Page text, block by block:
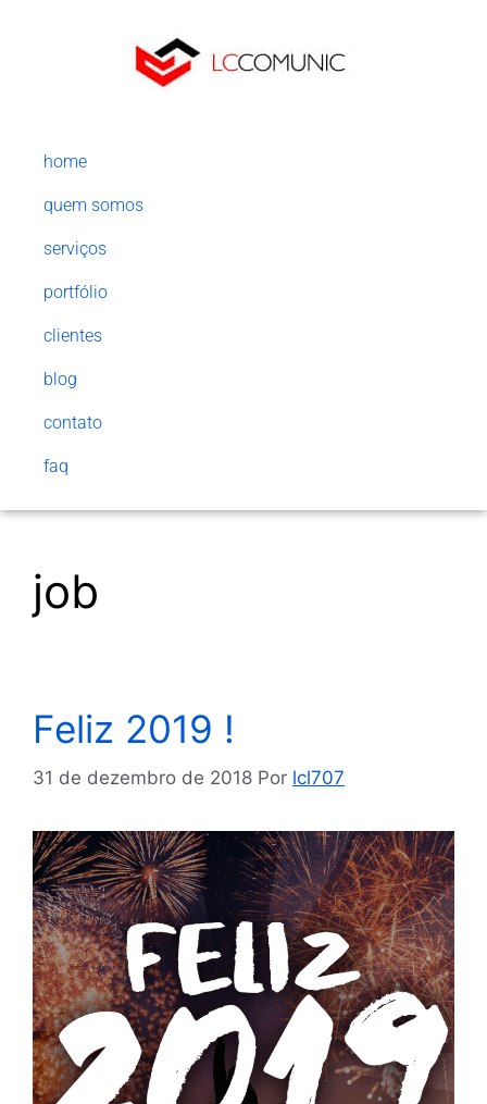
home
quem somos
serviços
portfólio
clientes
blog
contato
faq
job
Feliz 2019 !
31 de dezembro de 2018 Por lcl707